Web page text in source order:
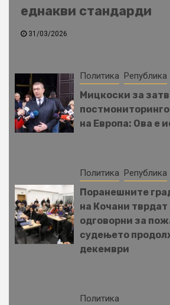
еднакви стандарди
31/03/2026
Политика Република
Мицкоски за
на Европа: Ова е
Политика Република
Поранешните
на Кочани
одговорни за
судењето
декември
Политика